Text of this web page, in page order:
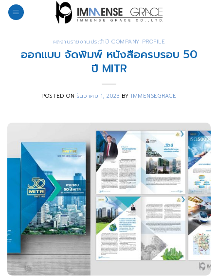
Skip
ผลงานรายงานประจำปี COMPANY PROFILE
ออกแบบ จัดพิมพ์ หนังสือครบรอบ 50
ปี MITR
POSTED ON ธันวาคม 1, 2023 BY IMMENSEGRACE